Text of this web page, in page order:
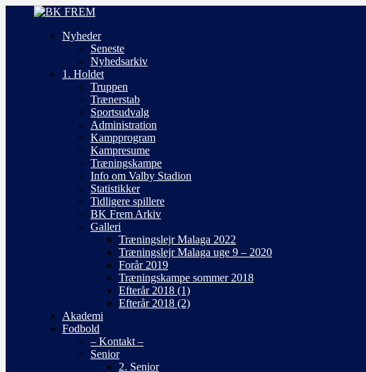
Nyheder
Seneste
Nyhedsarkiv
1. Holdet
Truppen
Trænerstab
Sportsudvalg
Administration
Kampprogram
Kampresume
Træningskampe
Info om Valby Stadion
Statistikker
Tidligere spillere
BK Frem Arkiv
Galleri
Træningslejr Malaga 2022
Træningslejr Malaga uge 9 – 2020
Forår 2019
Træningskampe sommer 2018
Efterår 2018 (1)
Efterår 2018 (2)
Akademi
Fodbold
– Kontakt –
Senior
2. Senior